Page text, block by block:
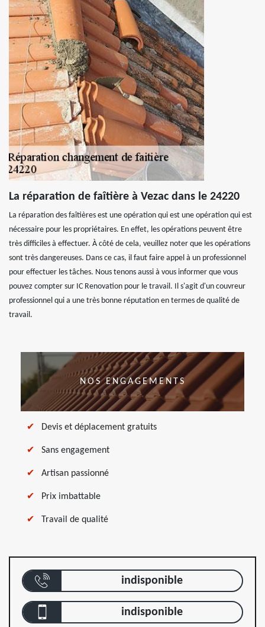
La réparation de faîtière à Vezac dans le 24220
La réparation des faîtières est une opération qui est une opération qui est
nécessaire pour les propriétaires. En effet, les opérations peuvent être
très difficiles à effectuer. À côté de cela, veuillez noter que les opérations
sont très dangereuses. Dans ce cas, il faut faire appel à un professionnel
pour effectuer les tâches. Nous tenons aussi à vous informer que vous
pouvez compter sur IC Renovation pour le travail. Il s'agit d'un couvreur
professionnel qui a une très bonne réputation en termes de qualité de
travail.
NOS ENGAGEMENTS
Devis et déplacement gratuits
Sans engagement
Artisan passionné
Prix imbattable
Travail de qualité
indisponible
indisponible